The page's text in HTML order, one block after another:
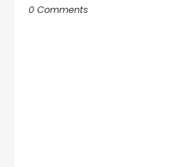
0 Comments